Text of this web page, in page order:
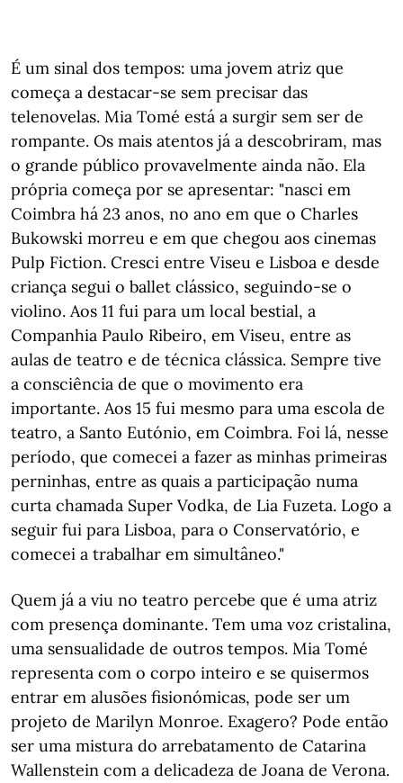
É um sinal dos tempos: uma jovem atriz que
começa a destacar-se sem precisar das
telenovelas. Mia Tomé está a surgir sem ser de
rompante. Os mais atentos já a descobriram, mas
o grande público provavelmente ainda não. Ela
própria começa por se apresentar: "nasci em
Coimbra há 23 anos, no ano em que o Charles
Bukowski morreu e em que chegou aos cinemas
Pulp Fiction. Cresci entre Viseu e Lisboa e desde
criança segui o ballet clássico, seguindo-se o
violino. Aos 11 fui para um local bestial, a
Companhia Paulo Ribeiro, em Viseu, entre as
aulas de teatro e de técnica clássica. Sempre tive
a consciência de que o movimento era
importante. Aos 15 fui mesmo para uma escola de
teatro, a Santo Eutónio, em Coimbra. Foi lá, nesse
período, que comecei a fazer as minhas primeiras
perninhas, entre as quais a participação numa
curta chamada Super Vodka, de Lia Fuzeta. Logo a
seguir fui para Lisboa, para o Conservatório, e
comecei a trabalhar em simultâneo."
Quem já a viu no teatro percebe que é uma atriz
com presença dominante. Tem uma voz cristalina,
uma sensualidade de outros tempos. Mia Tomé
representa com o corpo inteiro e se quisermos
entrar em alusões fisionómicas, pode ser um
projeto de Marilyn Monroe. Exagero? Pode então
ser uma mistura do arrebatamento de Catarina
Wallenstein com a delicadeza de Joana de Verona.